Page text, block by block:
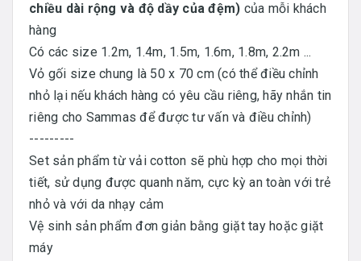
chiều dài rộng và độ dầy của đệm) của mỗi khách
hàng
Có các size 1.2m, 1.4m, 1.5m, 1.6m, 1.8m, 2.2m ...
Vỏ gối size chung là 50 x 70 cm (có thể điều chỉnh
nhỏ lại nếu khách hàng có yêu cầu riêng, hãy nhắn tin
riêng cho Sammas để được tư vấn và điều chỉnh)
---------
Set sản phẩm từ vải cotton sẽ phù hợp cho mọi thời
tiết, sử dụng được quanh năm, cực kỳ an toàn với trẻ
nhỏ và với da nhạy cảm
Vệ sinh sản phẩm đơn giản bằng giặt tay hoặc giặt
máy